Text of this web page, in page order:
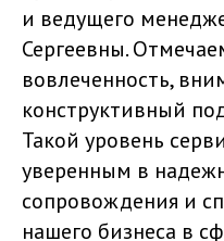
и ведущего
Сергеевны.
вовлеченность,
конструктивный
Такой уровень
уверенным в
сопровождения и
нашего бизнеса в